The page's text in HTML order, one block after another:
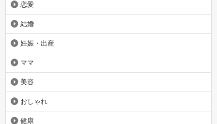
恋愛
結婚
妊娠・出産
ママ
美容
おしゃれ
健康